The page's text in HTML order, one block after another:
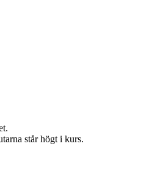
står högt i kurs.